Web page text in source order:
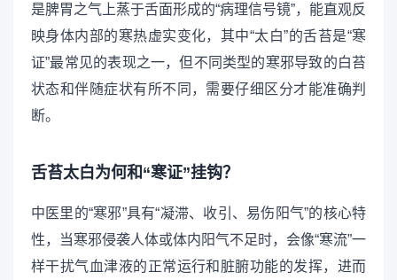
是脾胃之气上蒸于舌面形成的“病理信号镜”，能直观反
映身体内部的寒热虚实变化，其中“太白”的舌苔是“寒
证”最常见的表现之一，但不同类型的寒邪导致的白苔
状态和伴随症状有所不同，需要仔细区分才能准确判
断。
舌苔太白为何和“寒证”挂钩？
中医里的“寒邪”具有“凝滞、收引、易伤阳气”的核心特
性，当寒邪侵袭人体或体内阳气不足时，会像“寒流”一
样干扰气血津液的正常运行和脏腑功能的发挥，进而